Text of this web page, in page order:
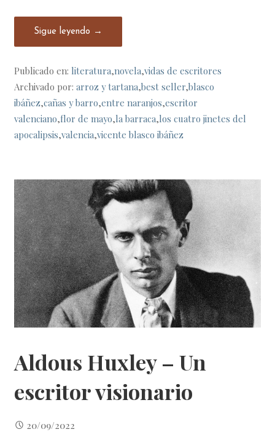
Sigue leyendo →
Publicado en: literatura,novela,vidas de escritores
Archivado por:arroz y tartana,best seller,blasco
ibáñez,cañas y barro,entre naranjos,escritor
valenciano,flor de mayo,la barraca,los cuatro jinetes del
apocalipsis,valencia,vicente blasco ibáñez
Aldous Huxley – Un
escritor visionario
20/09/2022